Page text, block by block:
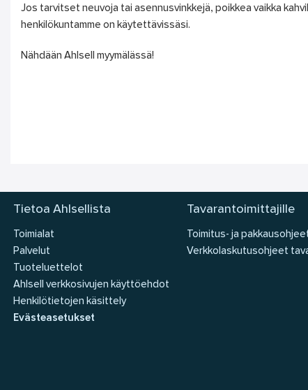
Jos tarvitset neuvoja tai asennusvinkkejä, poikkea vaikka
henkilökuntamme on käytettävissäsi.
Nähdään Ahlsell myymälässä!
Tietoa Ahlsellista
Toimialat
Palvelut
Tuoteluettelot
Ahlsell verkkosivujen käyttöehdot
Henkilötietojen käsittely
Evästeasetukset
Tavarantoimittajille
Toimitus- ja
Verkkolaskutusohjeet